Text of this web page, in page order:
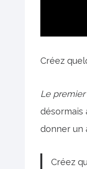
Créez
Le
désormais
donner un
Créez